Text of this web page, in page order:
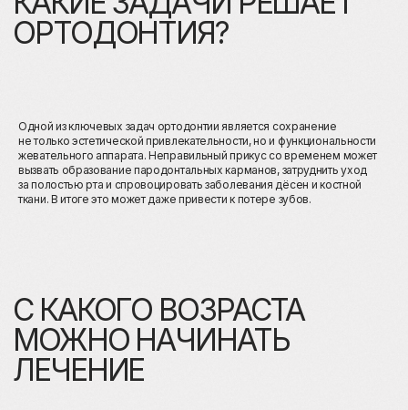
Одной из ключевых задач ортодонтии является сохранение
не только эстетической привлекательности, но и функциональности
жевательного аппарата. Неправильный прикус со временем может
вызвать образование пародонтальных карманов, затруднить уход
за полостью рта и спровоцировать заболевания дёсен и костной
ткани. В итоге это может даже привести к потере зубов.
С КАКОГО ВОЗРАСТА
МОЖНО НАЧИНАТЬ
ЛЕЧЕНИЕ